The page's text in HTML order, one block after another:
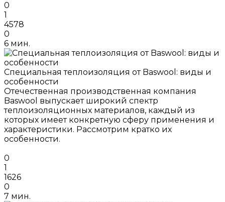
0
1
4578
0
6 мин.
Специальная теплоизоляция от Baswool: виды и
особенности
Отечественная производственная компания
Baswool выпускает широкий спектр
теплоизоляционных материалов, каждый из
которых имеет конкретную сферу применения и
характеристики. Рассмотрим кратко их
особенности.
0
1
1626
0
7 мин.